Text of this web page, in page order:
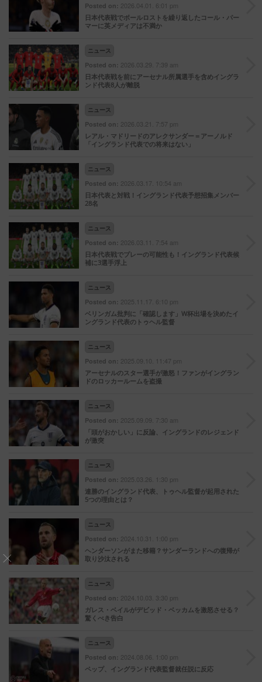
Posted on: 2026.04.01. 6:01 pm
日本代表戦でボールロストを繰り返したコール・パー
マーに英メディアは不満か
ニュース
Posted on: 2026.03.29. 7:39 am
日本代表戦を前にアーセナル所属選手を含めイングラ
ンド代表8人が離脱
ニュース
Posted on: 2026.03.21. 7:57 pm
レアル・マドリードのアレクサンダー＝アーノルド
「イングランド代表での将来はない」
ニュース
Posted on: 2026.03.17. 10:54 am
日本代表と対戦！イングランド代表予想招集メンバー
28名
ニュース
Posted on: 2026.03.11. 7:54 am
日本代表戦でプレーの可能性も！イングランド代表候
補に3選手浮上
ニュース
Posted on: 2025.11.17. 6:10 pm
ベリンガム批判に「確認します」W杯出場を決めたイ
ングランド代表のトゥヘル監督
ニュース
Posted on: 2025.09.10. 11:47 pm
アーセナルのスター選手が激怒！ファンがイングラン
ドのロッカールームを盗撮
ニュース
Posted on: 2025.09.09. 7:30 am
「頭がおかしい」に反論、イングランドのレジェンド
が激突
ニュース
Posted on: 2025.03.26. 1:30 pm
連勝のイングランド代表、トゥヘル監督が起用された
5つの理由とは？
ニュース
Posted on: 2024.10.31. 1:00 pm
ヘンダーソンがまた移籍？サンダーランドへの復帰が
取り沙汰される
ニュース
Posted on: 2024.10.03. 3:30 pm
ガレス・ベイルがデビッド・ベッカムを激怒させる？
驚くべき告白
ニュース
Posted on: 2024.08.06. 1:00 pm
ペップ、イングランド代表監督就任説に反応